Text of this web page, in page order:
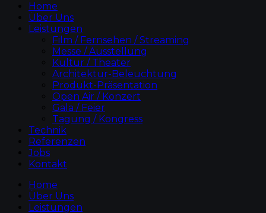
Home
Über Uns
Leistungen
Film / Fernsehen / Streaming
Messe / Ausstellung
Kultur / Theater
Architektur-Beleuchtung
Produkt-Präsentation
Open Air / Konzert
Gala / Feier
Tagung / Kongress
Technik
Referenzen
Jobs
Kontakt
Home
Über Uns
Leistungen